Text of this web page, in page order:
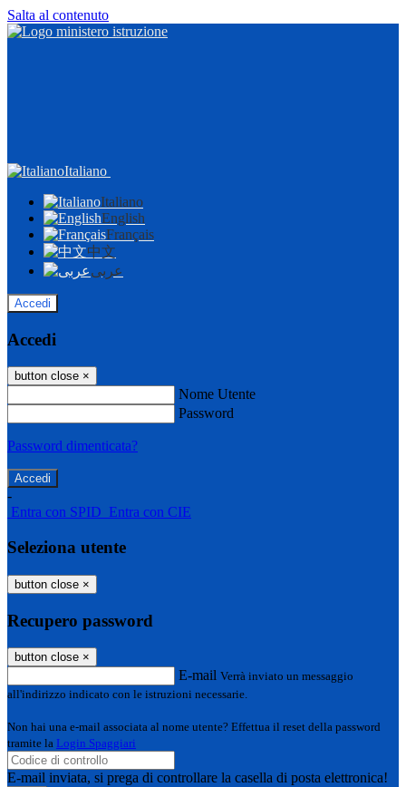
Salta al contenuto
Italiano
Italiano
English
Français
中文
عربى
Accedi
Accedi
button close ×
Nome Utente
Password
Password dimenticata?
-
Entra con SPID Entra con CIE
Seleziona utente
button close ×
Recupero password
button close ×
E-mail Verrà inviato un messaggio
all'indirizzo indicato con le istruzioni necessarie.
Non hai una e-mail associata al nome utente? Effettua il reset della password
tramite la Login Spaggiari
E-mail inviata, si prega di controllare la casella di posta elettronica!